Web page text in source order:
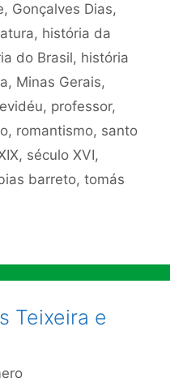
, Gonçalves Dias,
, história da
do Brasil, história
, Minas Gerais,
, professor,
, romantismo, santo
, século XVI,
barreto, tomás
Teixeira e